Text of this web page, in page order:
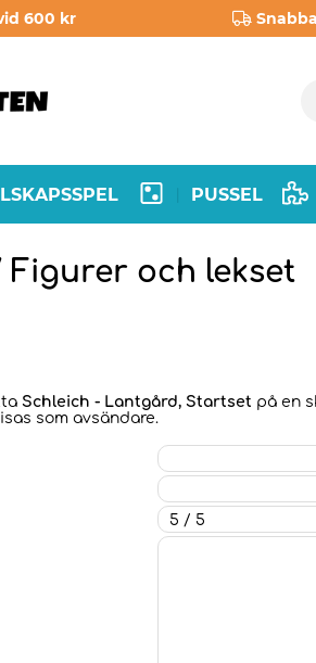
600 kr
PUSSEL
Figurer och lekset
Schleich - Lantgård, Startset på en
som avsändare.